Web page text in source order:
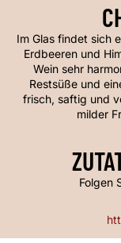
Im Glas findet sich
Erdbeeren und
Wein sehr
Restsüße und
frisch, saftig und
milder
Folgen